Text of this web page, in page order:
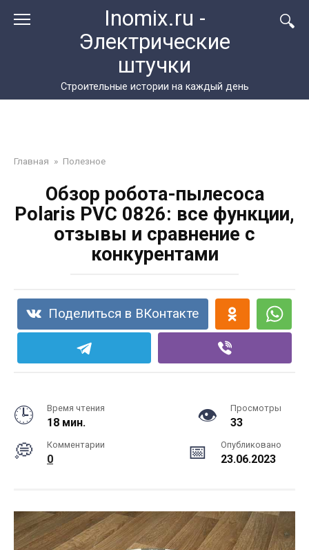
Inomix.ru -
Электрические
штучки
Cтроительные истории на каждый день
Главная » Полезное
Обзор робота-пылесоса
Polaris PVC 0826: все функции,
отзывы и сравнение с
конкурентами
Поделиться в ВКонтакте
Время чтения
18 мин.
Просмотры
33
Комментарии
0
Опубликовано
23.06.2023